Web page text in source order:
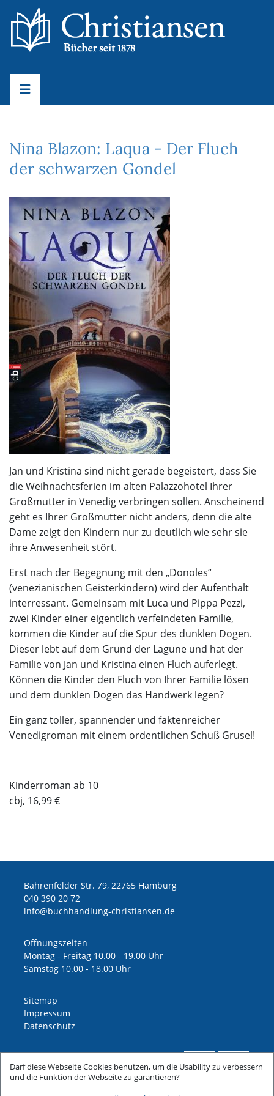
Nina Blazon: Laqua - Der Fluch
der schwarzen Gondel
Jan und Kristina sind nicht gerade begeistert, dass Sie
die Weihnachtsferien im alten Palazzohotel Ihrer
Großmutter in Venedig verbringen sollen. Anscheinend
geht es Ihrer Großmutter nicht anders, denn die alte
Dame zeigt den Kindern nur zu deutlich wie sehr sie
ihre Anwesenheit stört.
Erst nach der Begegnung mit den „Donoles“
(venezianischen Geisterkindern) wird der Aufenthalt
interressant. Gemeinsam mit Luca und Pippa Pezzi,
zwei Kinder einer eigentlich verfeindeten Familie,
kommen die Kinder auf die Spur des dunklen Dogen.
Dieser lebt auf dem Grund der Lagune und hat der
Familie von Jan und Kristina einen Fluch auferlegt.
Können die Kinder den Fluch von Ihrer Familie lösen
und dem dunklen Dogen das Handwerk legen?
Ein ganz toller, spannender und faktenreicher
Venedigroman mit einem ordentlichen Schuß Grusel!
Kinderroman ab 10
cbj, 16,99 €
Bahrenfelder Str. 79, 22765 Hamburg
040 390 20 72
ed.nesnaitsirhc-gnuldnahhcub@ofni
Öffnungszeiten
Montag - Freitag 10.00 - 19.00 Uhr
Samstag 10.00 - 18.00 Uhr
Sitemap
Impressum
Datenschutz
Darf diese Webseite Cookies benutzen, um die Usability zu verbessern
und die Funktion der Webseite zu garantieren?